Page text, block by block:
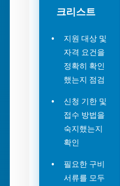
크리스트
지원 대상 및
자격 요건을
정확히 확인
했는지 점검
신청 기한 및
접수 방법을
숙지했는지
확인
필요한 구비
서류를 모두